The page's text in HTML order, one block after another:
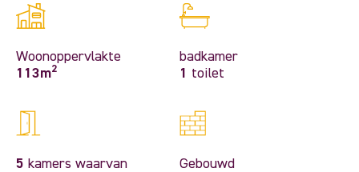
Woonoppervlakte
113m2
badkamer
1
toilet
5 kamers waarvan
Gebouwd